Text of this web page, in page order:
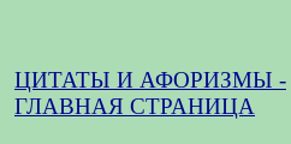
ЦИТАТЫ И АФОРИЗМЫ -
ГЛАВНАЯ СТРАНИЦА